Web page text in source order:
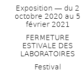
Exposition ― du 2
octobre 2020 au 5
février 2021
FERMETURE
ESTIVALE DES
LABORATOIRES
Festival